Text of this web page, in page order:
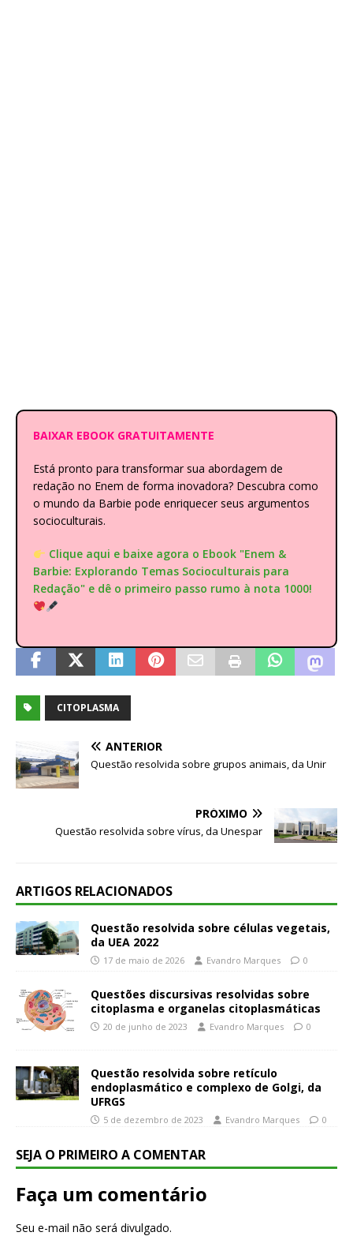
BAIXAR EBOOK GRATUITAMENTE
Está pronto para transformar sua abordagem de
redação no Enem de forma inovadora? Descubra como
o mundo da Barbie pode enriquecer seus argumentos
socioculturais.
Clique aqui e baixe agora o Ebook "Enem &
Barbie: Explorando Temas Socioculturais para
Redação" e dê o primeiro passo rumo à nota 1000!
CITOPLASMA
ANTERIOR
Questão resolvida sobre grupos animais, da Unir
PRÓXIMO
Questão resolvida sobre vírus, da Unespar
ARTIGOS RELACIONADOS
Questão resolvida sobre células vegetais,
da UEA 2022
17 de maio de 2026 Evandro Marques 0
Questões discursivas resolvidas sobre
citoplasma e organelas citoplasmáticas
20 de junho de 2023 Evandro Marques 0
Questão resolvida sobre retículo
endoplasmático e complexo de Golgi, da
UFRGS
5 de dezembro de 2023 Evandro Marques 0
SEJA O PRIMEIRO A COMENTAR
Faça um comentário
Seu e-mail não será divulgado.